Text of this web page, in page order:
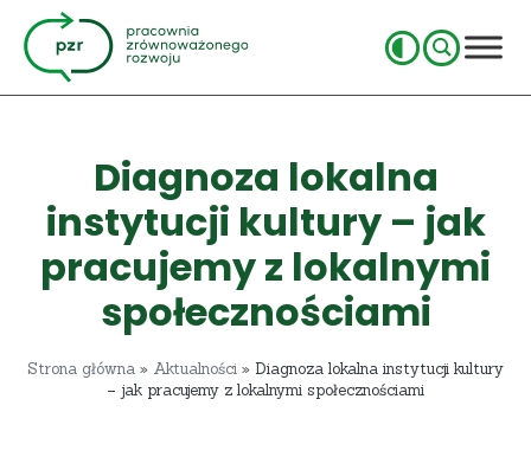
Diagnoza lokalna
instytucji kultury – jak
pracujemy z lokalnymi
społecznościami
Strona główna » Aktualności » Diagnoza lokalna instytucji kultury
– jak pracujemy z lokalnymi społecznościami